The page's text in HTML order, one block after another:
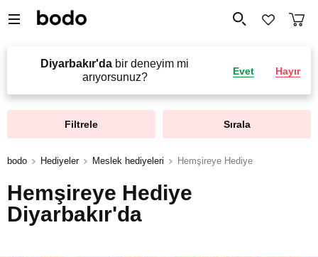
Diyarbakır'da bir deneyim mi
arıyorsunuz?
Evet Hayır
Filtrele Sırala
bodo Hediyeler Meslek hediyeleri Hemşireye Hediye
Hemşireye Hediye
Diyarbakır'da